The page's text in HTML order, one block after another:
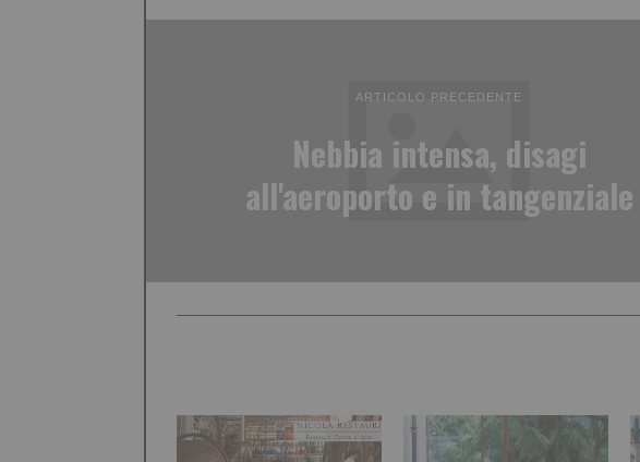
ARTICOLO PRECEDENTE
Nebbia intensa, disagi
all'aeroporto e in tangenziale